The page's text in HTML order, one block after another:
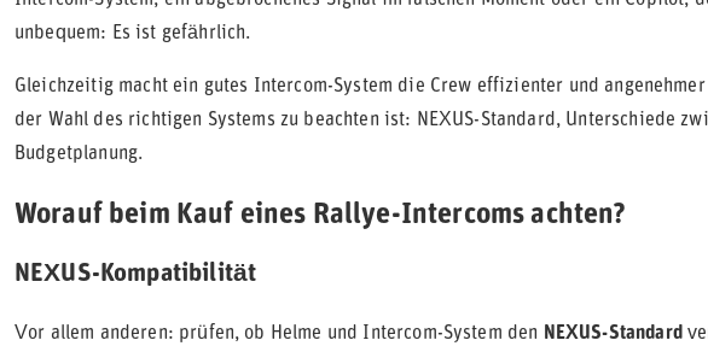
unbequem: Es ist gefährlich.
Gleichzeitig macht ein gutes Intercom-System die Crew effizienter und
der Wahl des richtigen Systems zu beachten ist: NEXUS-Standard, Unterschiede
Budgetplanung.
Worauf beim Kauf eines Rallye-Intercoms achten?
NEXUS-Kompatibilität
Vor allem anderen: prüfen, ob Helme und Intercom-System den NEXUS-Standard